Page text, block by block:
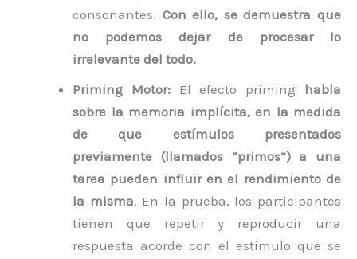
consonantes. Con ello, se demuestra que
no podemos dejar de procesar lo
irrelevante del todo.
Priming Motor: El efecto priming habla
sobre la memoria implícita, en la medida
de que estímulos presentados
previamente (llamados “primos”) a una
tarea pueden influir en el rendimiento de
la misma. En la prueba, los participantes
tienen que repetir y reproducir una
respuesta acorde con el estímulo que se